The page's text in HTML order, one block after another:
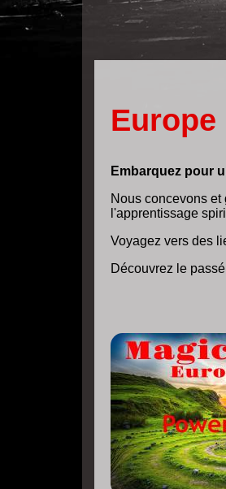
Europe
Embarquez pour
Nous concevons
l'apprentissage
Voyagez vers des
Découvrez le